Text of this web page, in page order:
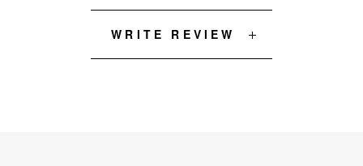
WRITE REVIEW